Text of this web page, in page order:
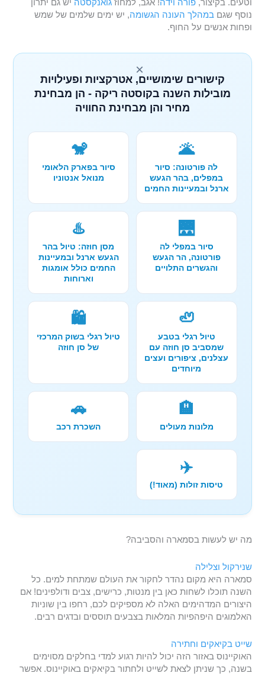
וטעים. בקיצור,פורה וידה! אגב, למחוזגואנקסטה יש גם יתרון
נוסף שגםבמהלך העונה הגשומה, יש ימים שלמים של שמש
ופחות אנשים על החוף.
×
קישורים שימושיים, אטרקציות ופעילויות
מובילות השנה בקוסטה ריקה - הן מבחינת
מחיר והן מבחינת החוויה
🌋
לה פורטונה: סיור
במפלים, בהר הגעש
ארנל ובמעיינות החמים
🐒
סיור בפארק הלאומי
מנואל אנטוניו
🌉
סיור במפלי לה
פורטונה, הר הגעש
והגשרים התלויים
♨️
מסן חוזה: טיול בהר
הגעש ארנל ובמעיינות
החמים כולל אומגות
וארוחות
🦥
טיול רגלי בטבע
שמסביב סן חוזה עם
עצלנים, ציפורים ועצים
מיוחדים
🛍️
טיול רגלי בשוק המרכזי
של סן חוזה
🏨
מלונות מעולים
🚗
השכרת רכב
✈️
טיסות זולות (מאוד!)
מה יש לעשות בסמארה והסביבה?
שנירקול וצלילה
סמארה היא מקום נהדר לחקור את העולם שמתחת למים. כל
השנה תוכלו לשחות כאן בין מנטות, כרישים, צבים ודולפינים! אם
היצורים המדהימים האלה לא מספיקים לכם, רחפו בין שוניות
האלמוגים היפהפיות המלאות בצבעים תוססים ובדגים רבים.
שייט בקיאקים וחתירה
האוקיינוס באזור הזה יכול להיות רגוע למדי בחלקים מסוימים
בשנה, כך שניתן לצאת לשייט ולחתור בקיאקים באוקיינוס. אפשר